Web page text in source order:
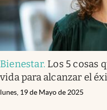
Bienestar. Los 5 cosas
vida para alcanzar el
lunes, 19 de Mayo de 2025